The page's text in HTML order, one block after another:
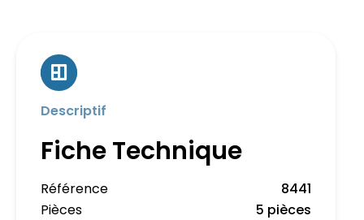
Descriptif
Fiche Technique
Référence
8441
Pièces
5 pièces